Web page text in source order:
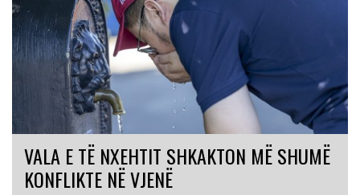
VALA E TË NXEHTIT SHKAKTON MË SHUMË
KONFLIKTE NË VJENË